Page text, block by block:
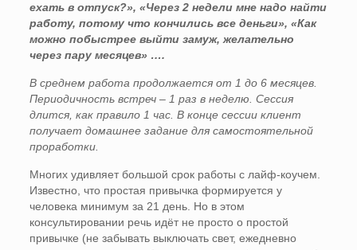
ехать в отпуск?», «Через 2 недели мне надо найти
работу, потому что кончились все деньги», «Как
можно побыстрее выйти замуж, желательно
через пару месяцев» ….
В среднем работа продолжается от 1 до 6 месяцев.
Периодичность встреч – 1 раз в неделю. Сессия
длится, как правило 1 час. В конце сессии клиент
получает домашнее задание для самостоятельной
проработки.
Многих удивляет большой срок работы с лайф-коучем.
Известно, что простая привычка формируется у
человека минимум за 21 день. Но в этом
консультировании речь идёт не просто о простой
привычке (не забывать выключать свет, ежедневно